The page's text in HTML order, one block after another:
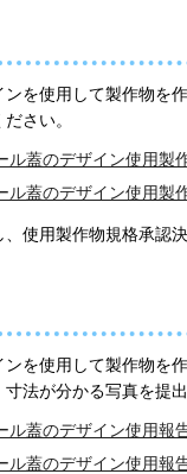
を使用して製作物を
さい。
蓋のデザイン使用製
蓋のデザイン使用製
使用製作物規格承認
を使用して製作物を
法が分かる写真を提出
蓋のデザイン使用報
蓋のデザイン使用報